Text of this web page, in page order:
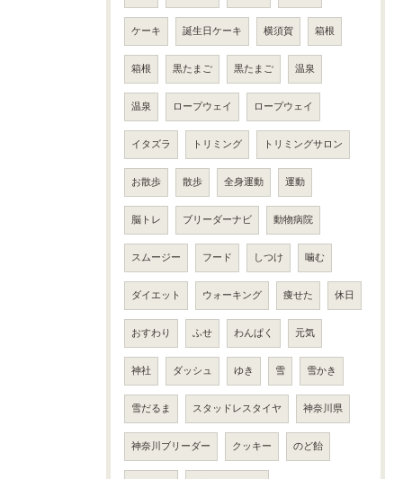
ケーキ 誕生日ケーキ 横須賀 箱根
箱根 黒たまご 黒たまご 温泉
温泉 ロープウェイ ロープウェイ
イタズラ トリミング トリミングサロン
お散歩 散歩 全身運動 運動
脳トレ ブリーダーナビ 動物病院
スムージー フード しつけ 噛む
ダイエット ウォーキング 痩せた 休日
おすわり ふせ わんぱく 元気
神社 ダッシュ ゆき 雪 雪かき
雪だるま スタッドレスタイヤ 神奈川県
神奈川ブリーダー クッキー のど飴